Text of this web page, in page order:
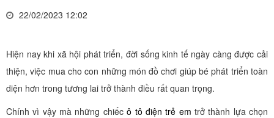
22/02/2023 12:02
Hiện nay khi xã hội phát triển, đời sống kinh tế ngày càng được cải
thiện, việc mua cho con những món đồ chơi giúp bé phát triển toàn
diện hơn trong tương lai trở thành điều rất quan trọng.
Chính vì vậy mà những chiếcô tô điện trẻ em trở thành lựa chọn